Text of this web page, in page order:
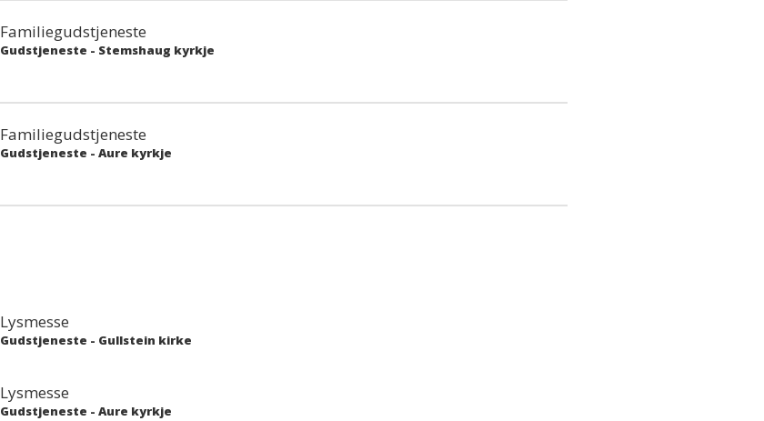
Familiegudstjeneste
Gudstjeneste - Stemshaug kyrkje
Familiegudstjeneste
Gudstjeneste - Aure kyrkje
Lysmesse
Gudstjeneste - Gullstein kirke
Lysmesse
Gudstjeneste - Aure kyrkje